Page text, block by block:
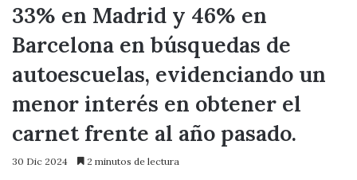
33% en Madrid y 46% en
Barcelona en búsquedas de
autoescuelas, evidenciando un
menor interés en obtener el
carnet frente al año pasado.
30 Dic 2024 2 minutos de lectura